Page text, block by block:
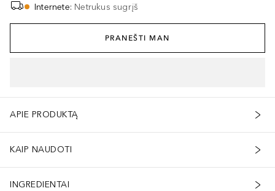
Internete: Netrukus sugrįš
PRANEŠTI MAN
APIE PRODUKTĄ
KAIP NAUDOTI
INGREDIENTAI